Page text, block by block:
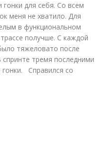
для себя. Со всем
меня не хватило. Для
в функциональном
получше. С каждой
тяжеловато после
тремя последними
гонки. Справился со